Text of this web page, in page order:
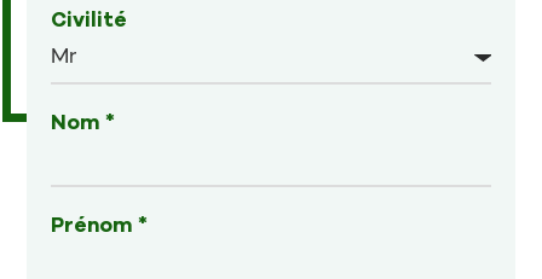
Civilité
Nom *
Prénom *